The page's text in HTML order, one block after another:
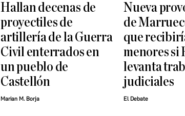
Hallan decenas de
proyectiles de
artillería de la Guerra
Civil enterrados en
un pueblo de
Castellón
Marian M. Borja
Nueva
de
que
menores si
levanta
judiciales
El Debate